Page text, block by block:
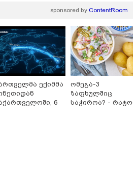
ალექსანდრე გაბაშვილი? ერთი
16 წლის ბავშვის საჯაროდ
sponsored by ContentRoom
ექიმმა
6
ომეგა-3
ზაფხულშიც
საჭიროა? - რატომ